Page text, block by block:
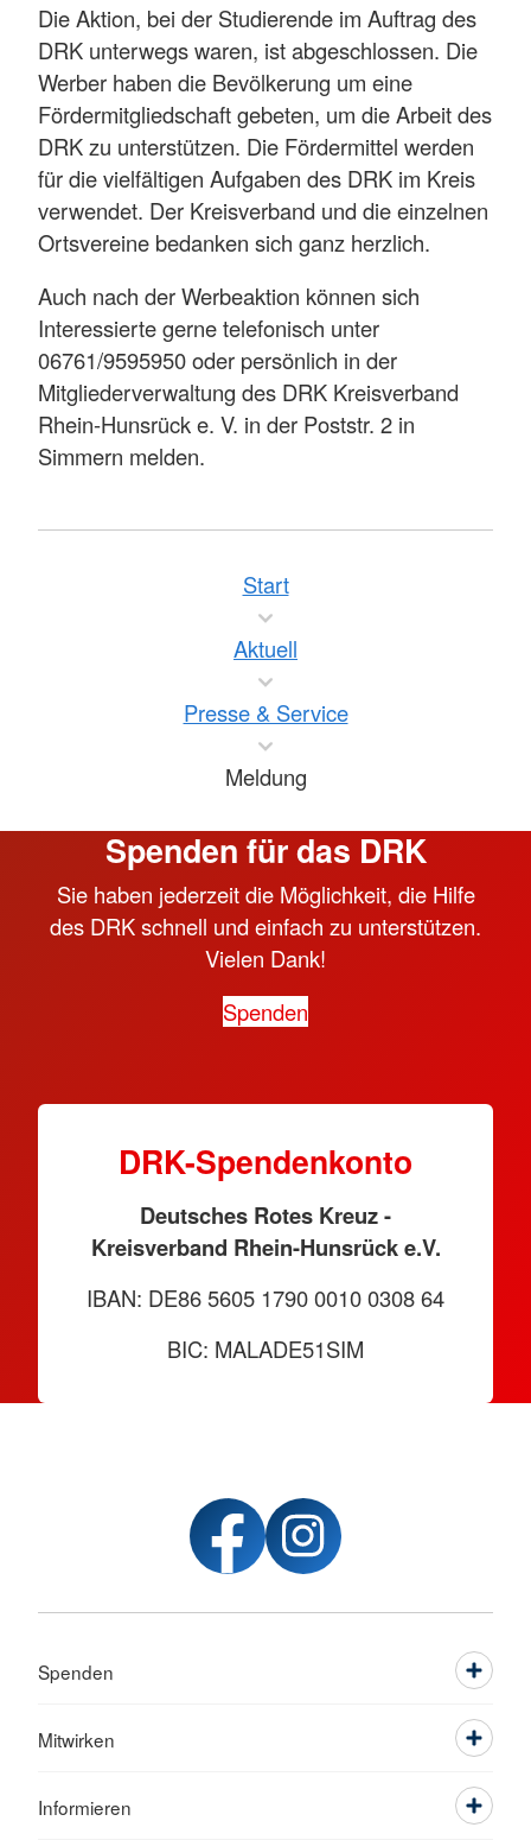
Die Aktion, bei der Studierende im Auftrag des
DRK unterwegs waren, ist abgeschlossen. Die
Werber haben die Bevölkerung um eine
Fördermitgliedschaft gebeten, um die Arbeit des
DRK zu unterstützen. Die Fördermittel werden
für die vielfältigen Aufgaben des DRK im Kreis
verwendet. Der Kreisverband und die einzelnen
Ortsvereine bedanken sich ganz herzlich.
Auch nach der Werbeaktion können sich
Interessierte gerne telefonisch unter
06761/9595950 oder persönlich in der
Mitgliederverwaltung des DRK Kreisverband
Rhein-Hunsrück e. V. in der Poststr. 2 in
Simmern melden.
Start
Aktuell
Presse & Service
Meldung
Spenden für das DRK
Sie haben jederzeit die Möglichkeit, die Hilfe
des DRK schnell und einfach zu unterstützen.
Vielen Dank!
Spenden
DRK-Spendenkonto
Deutsches Rotes Kreuz -
Kreisverband Rhein-Hunsrück e.V.
IBAN: DE86 5605 1790 0010 0308 64
BIC: MALADE51SIM
Spenden
Mitwirken
Informieren